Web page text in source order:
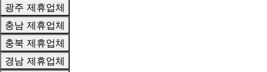
광주 제휴업체
충남 제휴업체
충북 제휴업체
경남 제휴업체